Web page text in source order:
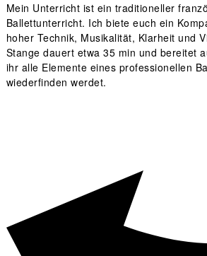
Mein Unterricht ist ein traditioneller
Ballettunterricht. Ich biete euch ein
hoher Technik, Musikalität, Klarheit und
Stange dauert etwa 35 min und bereitet
ihr alle Elemente eines professionellen
wiederfinden werdet.